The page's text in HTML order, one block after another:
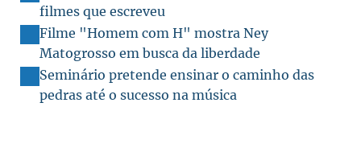
filmes que escreveu
Filme "Homem com H" mostra Ney
Matogrosso em busca da liberdade
Seminário pretende ensinar o caminho das
pedras até o sucesso na música